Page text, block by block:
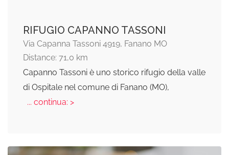
RIFUGIO CAPANNO TASSONI
Via Capanna Tassoni 4919, Fanano MO
Distance: 71,0 km
Capanno Tassoni è uno storico rifugio della valle
di Ospitale nel comune di Fanano (MO),
... continua: >